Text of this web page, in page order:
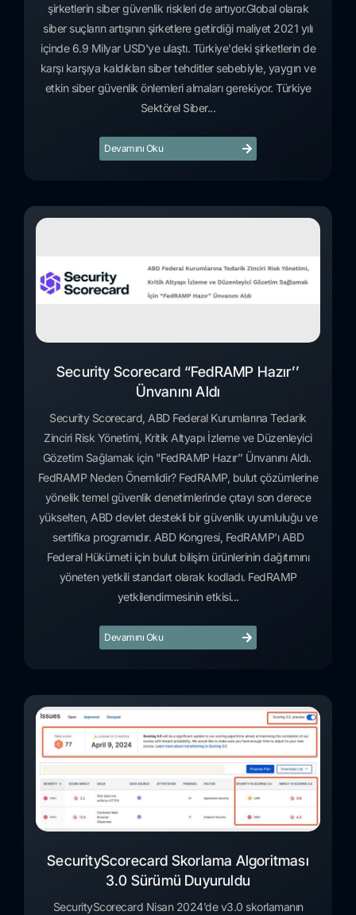
şirketlerin siber güvenlik riskleri de artıyor.Global olarak
siber suçların artışının şirketlere getirdiği maliyet 2021 yılı
içinde 6.9 Milyar USD'ye ulaştı. Türkiye'deki şirketlerin de
karşı karşıya kaldıkları siber tehditler sebebiyle, yaygın ve
etkin siber güvenlik önlemleri almaları gerekiyor. Türkiye
Sektörel Siber...
Devamını Oku
Security Scorecard “FedRAMP Hazır’’
Ünvanını Aldı
Security Scorecard, ABD Federal Kurumlarına Tedarik
Zinciri Risk Yönetimi, Kritik Altyapı İzleme ve Düzenleyici
Gözetim Sağlamak için "FedRAMP Hazır’’ Ünvanını Aldı.
FedRAMP Neden Önemlidir? FedRAMP, bulut çözümlerine
yönelik temel güvenlik denetimlerinde çıtayı son derece
yükselten, ABD devlet destekli bir güvenlik uyumluluğu ve
sertifika programıdır. ABD Kongresi, FedRAMP'ı ABD
Federal Hükümeti için bulut bilişim ürünlerinin dağıtımını
yöneten yetkili standart olarak kodladı. FedRAMP
yetkilendirmesinin etkisi...
Devamını Oku
SecurityScorecard Skorlama Algoritması
3.0 Sürümü Duyuruldu
SecurityScorecard Nisan 2024’de v3.0 skorlamanın